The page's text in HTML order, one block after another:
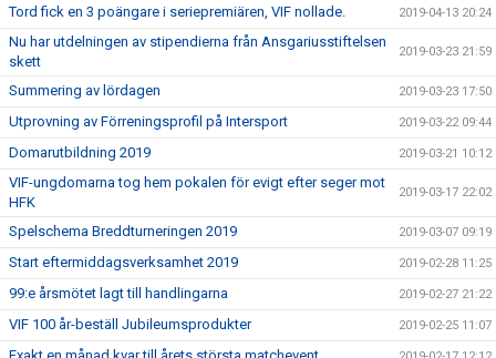
Tord fick en 3 poängare i seriepremiären, VIF nollade. 2019-04-13 20:24
Nu har utdelningen av stipendierna från Ansgariusstiftelsen
skett
2019-03-23 21:59
Summering av lördagen 2019-03-23 17:50
Utprovning av Förreningsprofil på Intersport 2019-03-22 09:44
Domarutbildning 2019 2019-03-21 10:12
VIF-ungdomarna tog hem pokalen för evigt efter seger mot
HFK
2019-03-17 22:02
Spelschema Breddturneringen 2019 2019-03-07 09:19
Start eftermiddagsverksamhet 2019 2019-02-28 11:25
99:e årsmötet lagt till handlingarna 2019-02-27 21:22
VIF 100 år-beställ Jubileumsprodukter 2019-02-25 11:07